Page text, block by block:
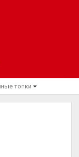
топки